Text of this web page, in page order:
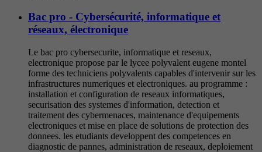
Bac pro - Cybersécurité, informatique et
réseaux, électronique
Le bac pro cybersecurite, informatique et reseaux,
electronique propose par le lycee polyvalent eugene montel
forme des techniciens polyvalents capables d'intervenir sur les
infrastructures numeriques et electroniques. au programme :
installation et configuration de reseaux informatiques,
securisation des systemes d'information, detection et
traitement des cybermenaces, maintenance d'equipements
electroniques et mise en place de solutions de protection des
donnees. les etudiants developpent des competences en
diagnostic de pannes, administration de reseaux, deploiement